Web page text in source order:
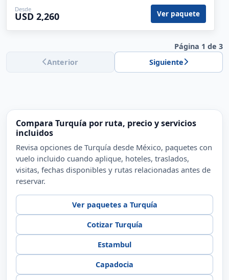
Desde
USD 2,260 Ver paquete
Anterior
Página 1 de 3
Siguiente
Compara Turquía por ruta, precio y servicios
incluidos
Revisa opciones de Turquía desde México, paquetes con
vuelo incluido cuando aplique, hoteles, traslados,
visitas, fechas disponibles y rutas relacionadas antes de
reservar.
Ver paquetes a Turquía
Cotizar Turquía
Estambul
Capadocia